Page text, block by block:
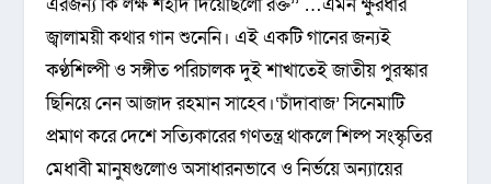
জ্বালাময়ী কথার গান শুনেনি। এই একটি গানের জন্যই
কণ্ঠশিল্পী ও সঙ্গীত পরিচালক দুই শাখাতেই জাতীয় পুরস্কার
ছিনিয়ে নেন আজাদ রহমান সাহেব।‘চাঁদাবাজ’ সিনেমাটি
প্রমাণ করে দেশে সত্যিকারের গণতন্ত্র থাকলে শিল্প সংস্কৃতির
মেধাবী মানুষগুলোও অসাধারনভাবে ও নির্ভয়ে অন্যায়ের